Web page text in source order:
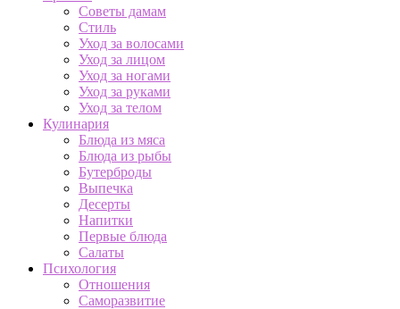
Советы дамам
Стиль
Уход за волосами
Уход за лицом
Уход за ногами
Уход за руками
Уход за телом
Кулинария
Блюда из мяса
Блюда из рыбы
Бутерброды
Выпечка
Десерты
Напитки
Первые блюда
Салаты
Психология
Отношения
Саморазвитие